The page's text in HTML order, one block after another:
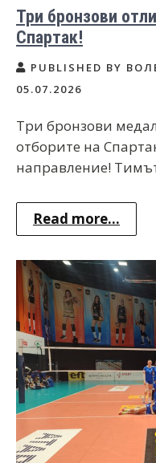
Три бронзови
Спартак!
PUBLISHED BY
05.07.2026
Три бронзови
отборите на
направление!
Read more...